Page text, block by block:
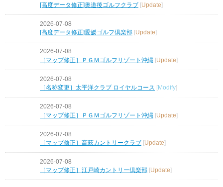
[高度データ修正]奥道後ゴルフクラブ [Update]
2026-07-08
[高度データ修正]愛媛ゴルフ倶楽部 Update
2026-07-08
［マップ修正］ＰＧＭゴルフリゾート沖縄 [Update]
2026-07-08
［名称変更］太平洋クラブ ロイヤルコース [Modify]
2026-07-08
［マップ修正］ＰＧＭゴルフリゾート沖縄 [Update]
2026-07-08
［マップ修正］高萩カントリークラブ [Update]
2026-07-08
［マップ修正］江戸崎カントリー倶楽部 Update